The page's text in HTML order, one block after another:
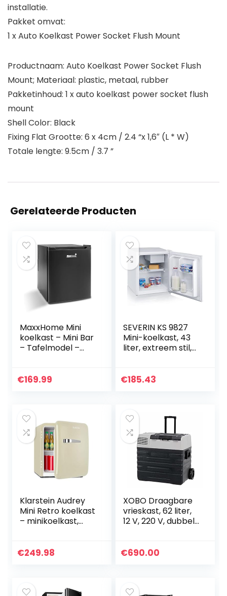
installatie.
Pakket omvat:
1 x Auto Koelkast Power Socket Flush Mount
Productnaam: Auto Koelkast Power Socket Flush
Mount; Materiaal: plastic, metaal, rubber
Pakketinhoud: 1 x auto koelkast power socket flush
mount
Shell Color: Black
Fixing Flat Grootte: 6 x 4cm / 2.4 “x 1,6″ (L * W)
Totale lengte: 9.5cm / 3.7 ”
Gerelateerde Producten
MaxxHome Mini
koelkast – Mini Bar
– Tafelmodel –
– 240V, 42L –
€169.99
SEVERIN KS 9827
Mini-koelkast, 43
liter, extreem stil,
kleine koelkast, 44
€185.43
Klarstein Audrey
Mini Retro koelkast
– minikoelkast,
efficiëntieklasse,
0-10 ° C,
€249.98
XOBO Draagbare
vrieskast, 62 liter,
12 V, 220 V, dubbel
koeler voor
€690.00